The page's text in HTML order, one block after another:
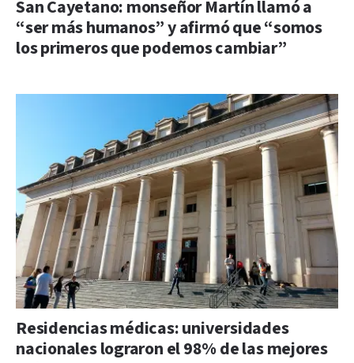
San Cayetano: monseñor Martín llamó a
“ser más humanos” y afirmó que “somos
los primeros que podemos cambiar”
Residencias médicas: universidades
nacionales lograron el 98% de las mejores